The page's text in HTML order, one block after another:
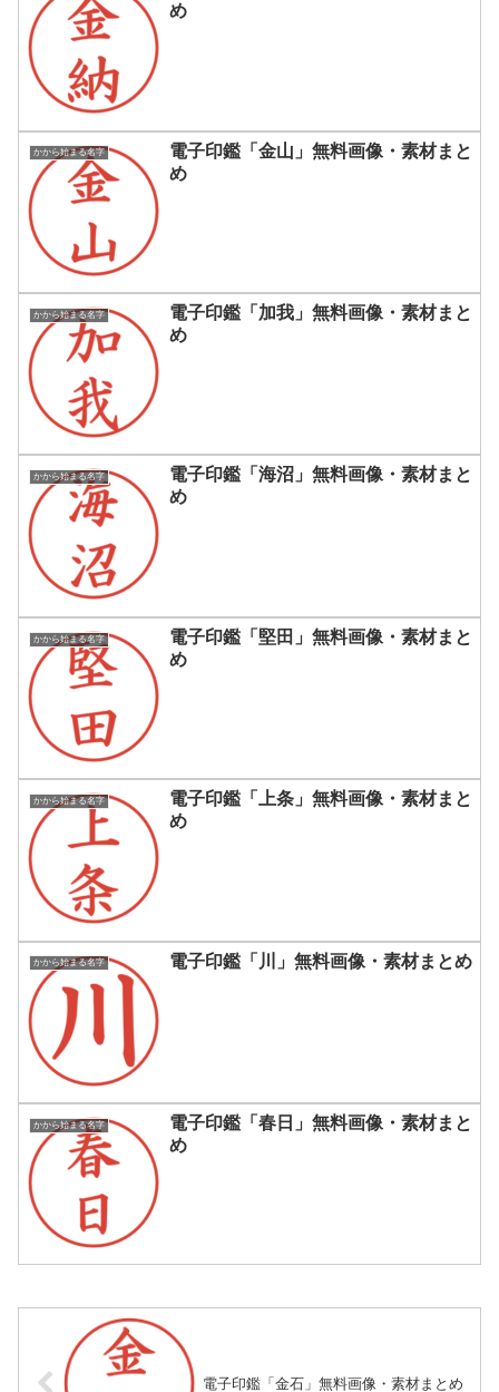
め
かから始まる名字
電子印鑑「金山」無料画像・素材まと
め
かから始まる名字
電子印鑑「加我」無料画像・素材まと
め
かから始まる名字
電子印鑑「海沼」無料画像・素材まと
め
かから始まる名字
電子印鑑「堅田」無料画像・素材まと
め
かから始まる名字
電子印鑑「上条」無料画像・素材まと
め
かから始まる名字 電子印鑑「川」無料画像・素材まとめ
かから始まる名字
電子印鑑「春日」無料画像・素材まと
め
電子印鑑「金石」無料画像・素材まとめ